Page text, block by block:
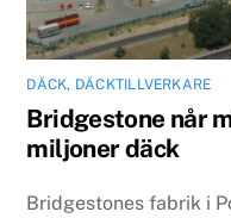
DÄCK, DÄCKTILLVERKARE
Bridgestone når
miljoner däck
Bridgestones fabrik i